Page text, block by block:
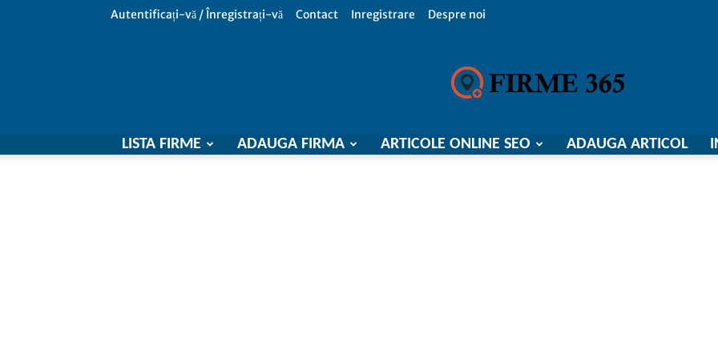
Autentificați-vă / Înregistrați-vă Contact Inregistrare Despre noi
Firme
LISTA FIRME ADAUGA FIRMA ARTICOLE ONLINE SEO ADAUGA ARTICOL